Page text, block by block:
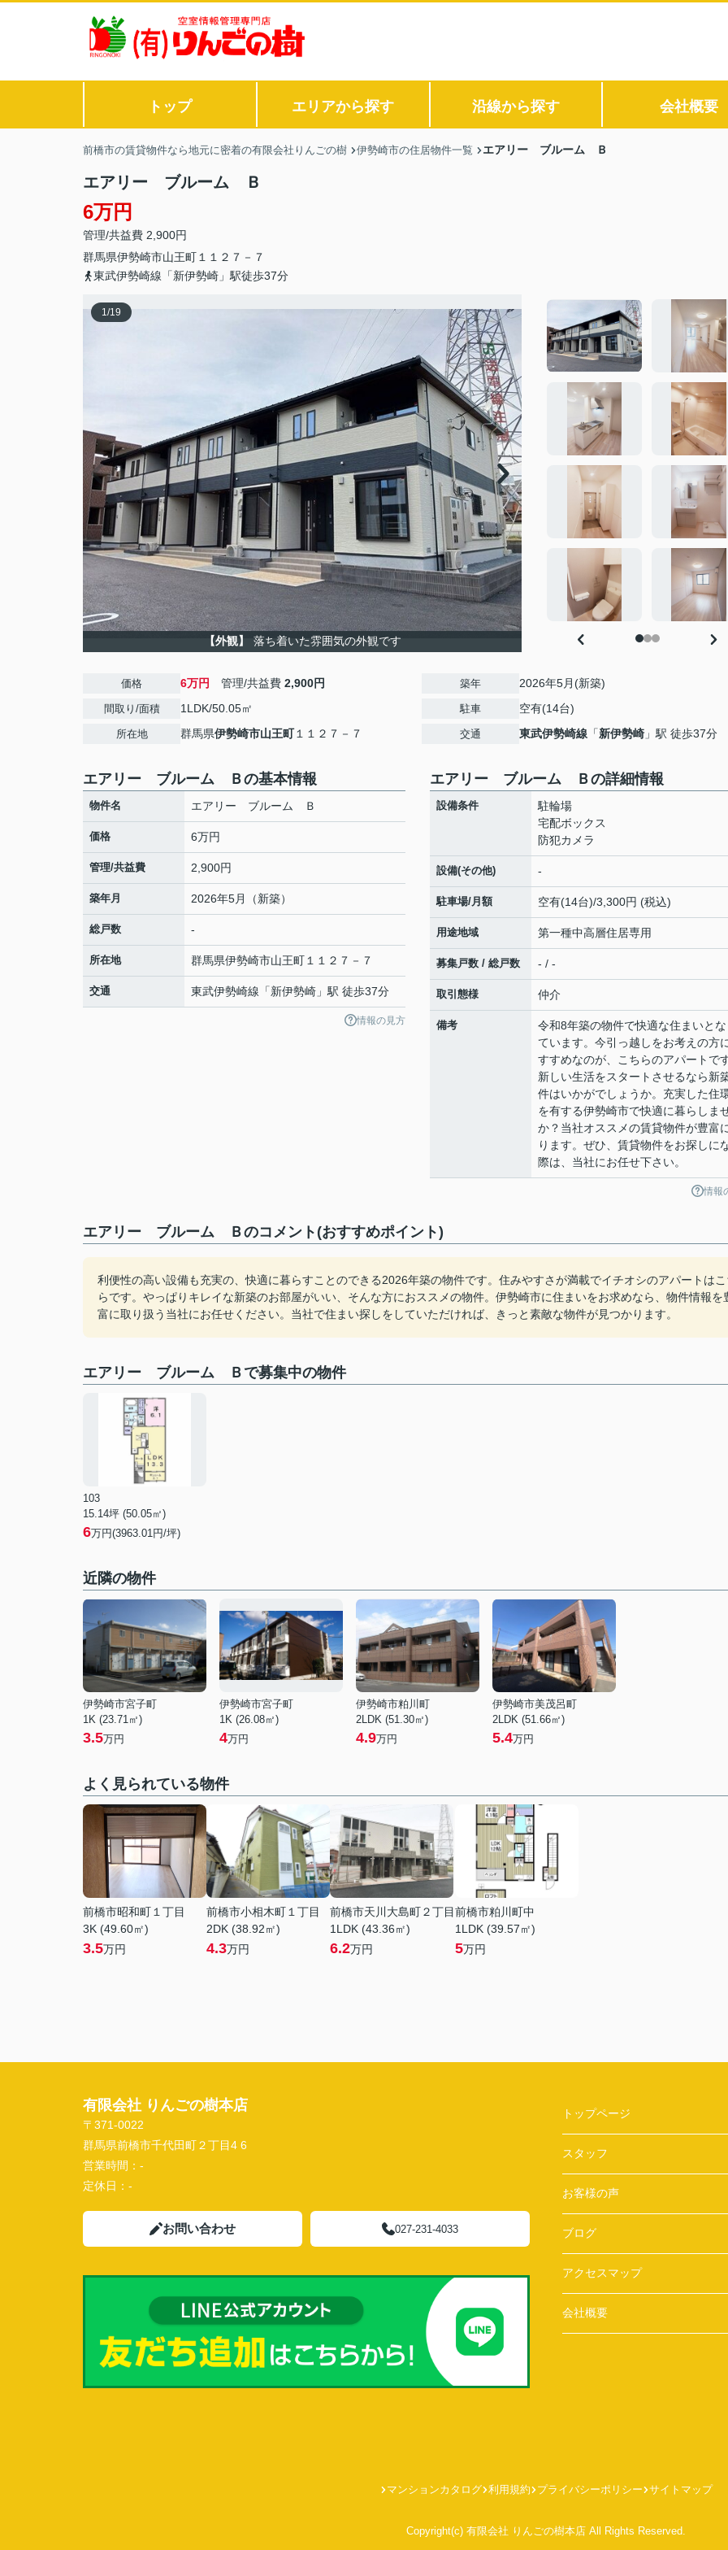
トップ エリアから探す 沿線から探す 会社概要
前橋市の賃貸物件なら地元に密着の有限会社りんごの樹 伊勢崎市の住居物件一覧 エアリー ブルーム Ｂ
エアリー ブルーム Ｂ
6万円
管理/共益費 2,900円
群馬県伊勢崎市山王町 １１２７－７
東武伊勢崎線「新伊勢崎」駅徒歩37分
1/19
【外観】 落ち着いた雰囲気の外観です
価格 6万円 管理/共益費 2,900円
間取り/面積 1LDK/50.05㎡
所在地 群馬県伊勢崎市山王町１１２７－７
築年 2026年5月(新築)
駐車 空有(14台)
交通 東武伊勢崎線 「新伊勢崎 」駅 徒歩37分
エアリー ブルーム Ｂの基本情報
物件名 エアリー ブルーム Ｂ
価格 6万円
管理/共益費 2,900円
築年月 2026年5月（新築）
総戸数 -
所在地 群馬県伊勢崎市山王町 １１２７－７
交通 東武伊勢崎線 「新伊勢崎 」駅 徒歩37分
情報の見方
エアリー ブルーム Ｂの詳細情報
設備条件
駐輪場
宅配ボックス
防犯カメラ
設備(その他) -
駐車場/月額 空有(14台)/3,300円 (税込)
用途地域 第一種中高層住居専用
募集戸数 / 総戸数 - / -
取引態様 仲介
備考
令和8年築の物件で快適な住まいとな
ています。今引っ越しをお考えの方
すすめなのが、こちらのアパートです
新しい生活をスタートさせるなら新
件はいかがでしょうか。充実した住
を有する伊勢崎市で快適に暮らしま
か？当社オススメの賃貸物件が豊富
ります。ぜひ、賃貸物件をお探しに
際は、当社にお任せ下さい。
情報
エアリー ブルーム Ｂのコメント(おすすめポイント)
利便性の高い設備も充実の、快適に暮らすことのできる2026年築の物件です。住みやすさが満載でイチオシのアパートはこ
らです。やっぱりキレイな新築のお部屋がいい、そんな方におススメの物件。伊勢崎市に住まいをお求めなら、物件情報を
富に取り扱う当社にお任せください。当社で住まい探しをしていただければ、きっと素敵な物件が見つかります。
エアリー ブルーム Ｂで募集中の物件
103
15.14坪 (50.05㎡)
6万円(3963.01円/坪)
近隣の物件
伊勢崎市宮子町
1K (23.71㎡)
3.5万円
伊勢崎市宮子町
1K (26.08㎡)
4万円
伊勢崎市粕川町
2LDK (51.30㎡)
4.9万円
伊勢崎市美茂呂町
2LDK (51.66㎡)
5.4万円
よく見られている物件
前橋市昭和町１丁目
3K (49.60㎡)
3.5万円
前橋市小相木町１丁目
2DK (38.92㎡)
4.3万円
前橋市天川大島町２丁目
1LDK (43.36㎡)
6.2万円
前橋市粕川町中
1LDK (39.57㎡)
5万円
有限会社 りんごの樹本店
〒371-0022
群馬県前橋市千代田町２丁目4 6
営業時間： -
定休日： -
お問い合わせ 027-231-4033
トップページ
スタッフ
お客様の声
ブログ
アクセスマップ
会社概要
マンションカタログ 利用規約 プライバシーポリシー サイトマップ
Copyright(c) 有限会社 りんごの樹本店 All Rights Reserved.